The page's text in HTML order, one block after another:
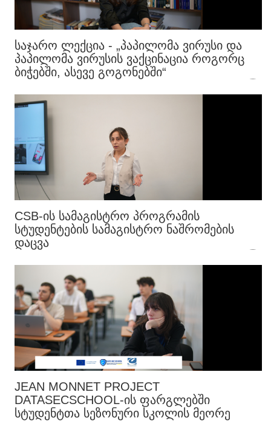
ᲡᲐᲯᲐᲠᲝ ᲚᲔᲥᲪᲘᲐ - „ᲞᲐᲞᲘᲚᲝᲛᲐ ᲕᲘᲠᲣᲡᲘ ᲓᲐ
ᲞᲐᲞᲘᲚᲝᲛᲐ ᲕᲘᲠᲣᲡᲘᲡ ᲕᲐᲥᲪᲘᲜᲐᲪᲘᲐ ᲠᲝᲒᲝᲠᲪ
ᲑᲘᲭᲔᲑᲨᲘ, ᲐᲡᲔᲕᲔ ᲒᲝᲒᲝᲜᲔᲑᲨᲘ“
CSB-ᲘᲡ ᲡᲐᲛᲐᲒᲘᲡᲢᲠᲝ ᲞᲠᲝᲒᲠᲐᲛᲘᲡ
ᲡᲢᲣᲓᲔᲜᲢᲔᲑᲘᲡ ᲡᲐᲛᲐᲒᲘᲡᲢᲠᲝ ᲜᲐᲨᲠᲝᲛᲔᲑᲘᲡ
ᲓᲐᲪᲕᲐ
JEAN MONNET PROJECT
DATASECSCHOOL-ᲘᲡ ᲤᲐᲠᲒᲚᲔᲑᲨᲘ
ᲡᲢᲣᲓᲔᲜᲢᲗᲐ ᲡᲔᲖᲝᲜᲣᲠᲘ ᲡᲙᲝᲚᲘᲡ ᲛᲔᲝᲠᲔ